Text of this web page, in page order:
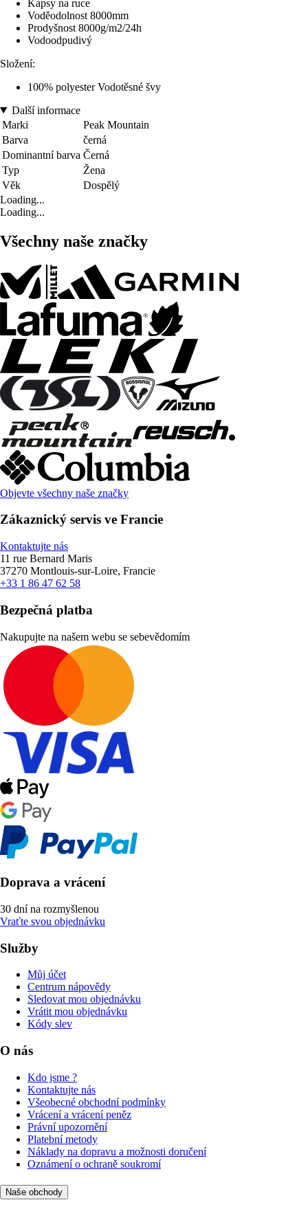
Kapsy na ruce
Voděodolnost 8000mm
Prodyšnost 8000g/m2/24h
Vodoodpudivý
Složení:
100% polyester Vodotěsné švy
Další informace
Marki
Peak Mountain
Barva
černá
Dominantní barva Černá
Typ
Žena
Věk
Dospělý
Loading...
Loading...
Všechny naše značky
Objevte všechny naše značky
Zákaznický servis ve Francie
Kontaktujte nás
11 rue Bernard Maris
37270 Montlouis-sur-Loire, Francie
+33 1 86 47 62 58
Bezpečná platba
Nakupujte na našem webu se sebevědomím
Doprava a vrácení
30 dní na rozmyšlenou
Vraťte svou objednávku
Služby
Můj účet
Centrum nápovědy
Sledovat mou objednávku
Vrátit mou objednávku
Kódy slev
O nás
Kdo jsme ?
Kontaktujte nás
Všeobecné obchodní podmínky
Vrácení a vrácení peněz
Právní upozornění
Platební metody
Náklady na dopravu a možnosti doručení
Oznámení o ochraně soukromí
Naše obchody